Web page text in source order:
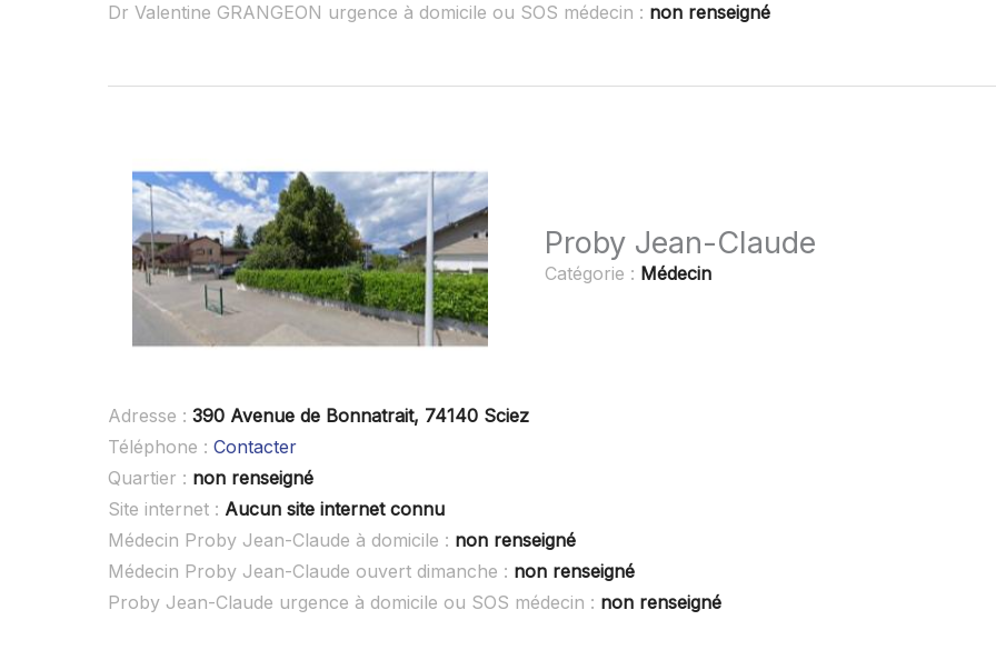
Dr Valentine GRANGEON urgence à domicile ou SOS médecin : non renseigné
Proby Jean-Claude
Catégorie : Médecin
Adresse : 390 Avenue de Bonnatrait, 74140 Sciez
Téléphone : Contacter
Quartier : non renseigné
Site internet : Aucun site internet connu
Médecin Proby Jean-Claude à domicile : non renseigné
Médecin Proby Jean-Claude ouvert dimanche : non renseigné
Proby Jean-Claude urgence à domicile ou SOS médecin : non renseigné